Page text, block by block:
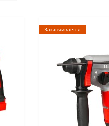
Заканчивается